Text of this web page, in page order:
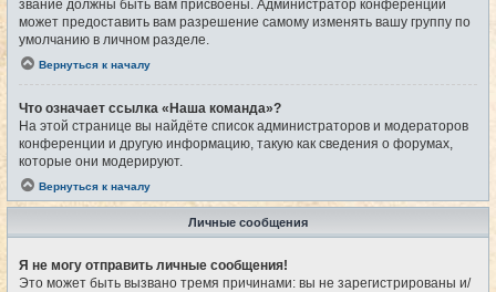
звание должны быть вам присвоены. Администратор конференции
может предоставить вам разрешение самому изменять вашу группу по
умолчанию в личном разделе.
Вернуться к началу
Что означает ссылка «Наша команда»?
На этой странице вы найдёте список администраторов и модераторов
конференции и другую информацию, такую как сведения о форумах,
которые они модерируют.
Вернуться к началу
Личные сообщения
Я не могу отправить личные сообщения!
Это может быть вызвано тремя причинами: вы не зарегистрированы и/